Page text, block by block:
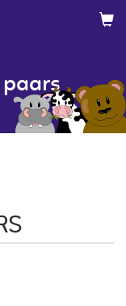
paars